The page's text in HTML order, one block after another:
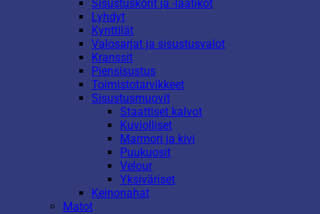
Sisustuskorit ja -laatikot
Lyhdyt
Kynttilät
Valosarjat ja sisustusvalot
Kranssit
Piensisustus
Toimistotarvikkeet
Sisustusmuovit
Staattiset kalvot
Kuviolliset
Marmori ja kivi
Puukuosit
Velour
Yksiväriset
Keinonahat
Matot